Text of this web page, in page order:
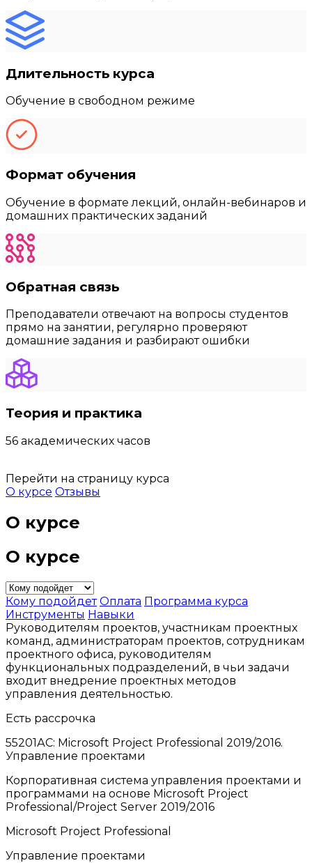
Длительность курса
Обучение в свободном режиме
Формат обучения
Обучение в формате лекций, онлайн-вебинаров и
домашних практических заданий
Обратная связь
Преподаватели отвечают на вопросы студентов
прямо на занятии, регулярно проверяют
домашние задания и разбирают ошибки
Теория и практика
56 академических часов
Перейти на страницу курса
О курсе Отзывы
О курсе
О курсе
Кому подойдет Оплата Программа курса
Инструменты Навыки
Руководителям проектов, участникам проектных
команд, администраторам проектов, сотрудникам
проектного офиса, руководителям
функциональных подразделений, в чьи задачи
входит внедрение проектных методов
управления деятельностью.
Есть рассрочка
55201АС: Microsoft Project Professional 2019/2016.
Управление проектами
Корпоративная система управления проектами и
программами на основе Microsoft Project
Professional/Project Server 2019/2016
Microsoft Project Professional
Управление проектами